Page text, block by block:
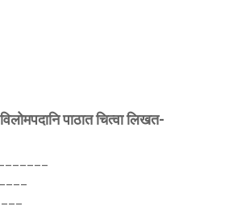
पाठात चित्वा लिखत-